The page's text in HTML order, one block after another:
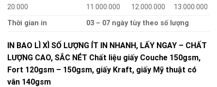
20.000
11.000.000 12.000.000
13.000.000
Thời gian in
03 – 07 ngày tùy theo số lượng
IN BAO LÌ XÌ SỐ LƯỢNG ÍT IN NHANH, LẤY NGAY – CHẤT
LƯỢNG CAO, SẮC NÉT Chất liệu giấy Couche 150gsm,
Fort 120gsm – 150gsm, giấy Kraft, giấy Mỹ thuật có
vân 140gsm